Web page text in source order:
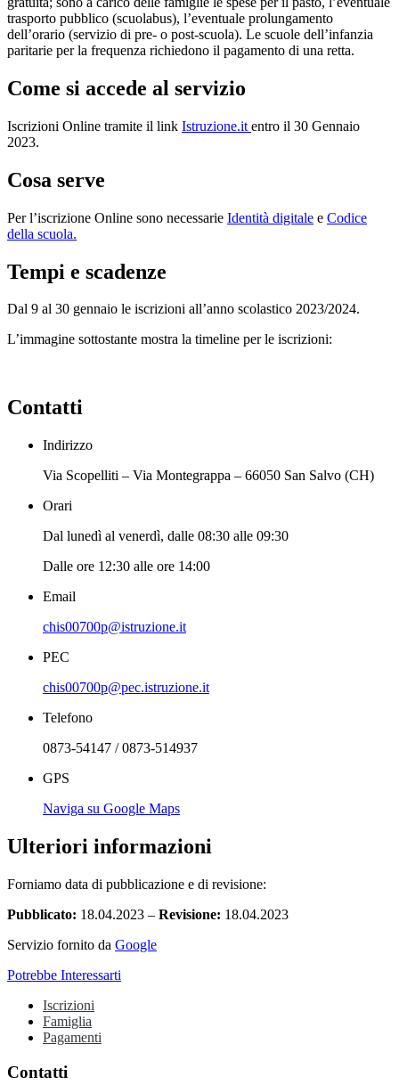
trasporto pubblico (scuolabus), l’eventuale prolungamento
dell’orario (servizio di pre- o post-scuola). Le scuole dell’infanzia
paritarie per la frequenza richiedono il pagamento di una retta.
Come si accede al servizio
Iscrizioni Online tramite il link Istruzione.it entro il 30 Gennaio
2023.
Cosa serve
Per l’iscrizione Online sono necessarie Identità digitale e Codice
della scuola.
Tempi e scadenze
Dal 9 al 30 gennaio le iscrizioni all’anno scolastico 2023/2024.
L’immagine sottostante mostra la timeline per le iscrizioni:
Contatti
Indirizzo
Via Scopelliti – Via Montegrappa – 66050 San Salvo (CH)
Orari
Dal lunedì al venerdì, dalle 08:30 alle 09:30
Dalle ore 12:30 alle ore 14:00
Email
chis00700p@istruzione.it
PEC
chis00700p@pec.istruzione.it
Telefono
0873-54147 / 0873-514937
GPS
Naviga su Google Maps
Ulteriori informazioni
Forniamo data di pubblicazione e di revisione:
Pubblicato: 18.04.2023 – Revisione: 18.04.2023
Servizio fornito da Google
Potrebbe Interessarti
Iscrizioni
Famiglia
Pagamenti
Contatti